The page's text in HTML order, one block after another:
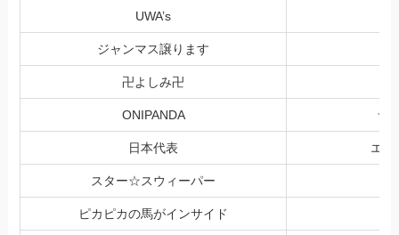
UWA’s
ジャンマス譲ります
卍よしみ卍
ONIPANDA ラ
日本代表 エク
スター☆スウィーパー
ピカピカの馬がインサイド